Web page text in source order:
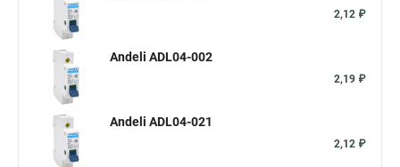
2,12 ₽
Andeli ADL04-002
2,19 ₽
Andeli ADL04-021
2,12 ₽